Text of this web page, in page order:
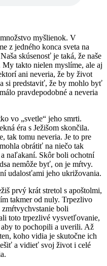
myšlienok. V
z jedného konca sveta na
skúsenosť je taká, že naše
takto nielen myslíme, ale aj
ani neveria, že by život
si predstaviť, že by mohlo byť
pravdepodobné a neveria
vo „svetle“ jeho smrti.
éra s Ježišom skončila.
tak tomu neveria. Je to pre
obrátiť na niečo tak
a naľakaní. Skôr boli ochotní
nemôže byť, on je mŕtvy.
udalosťami jeho ukrižovania.
prvý krát stretol s apoštolmi,
takmer od nuly. Trpezlivo
boli
toto trpezlivé vysvetľovanie,
to pochopili a uverili. Až
koho vidia je skutočne ich
a vidieť svoj život i celé